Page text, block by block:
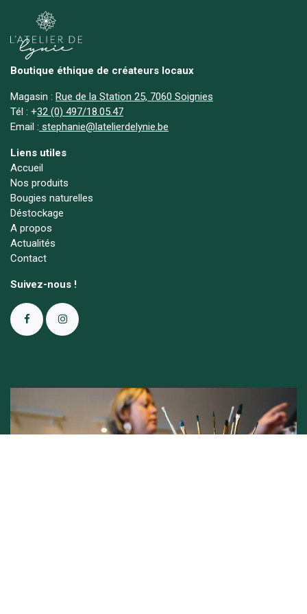
Boutique éthique de créateurs locaux
Magasin : Rue de la Station 25, 7060 Soignies
Tél : +32 (0) 497/18.05.47
Email : stephanie@latelierdelynie.be
Liens utiles
Accueil
Nos produits
Bougies naturelles
Déstockage
A propos
Actualités
Contact
Suivez-nous !